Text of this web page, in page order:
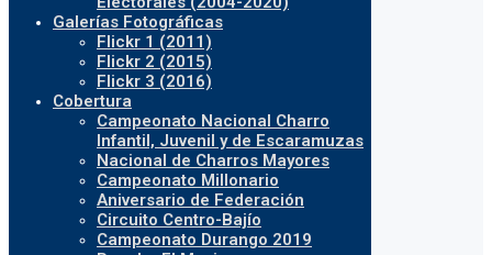
Galerías Fotográficas
Flickr 1 (2011)
Flickr 2 (2015)
Flickr 3 (2016)
Cobertura
Campeonato Nacional Charro
Infantil, Juvenil y de Escaramuzas
Nacional de Charros Mayores
Campeonato Millonario
Aniversario de Federación
Circuito Centro-Bajío
Campeonato Durango 2019